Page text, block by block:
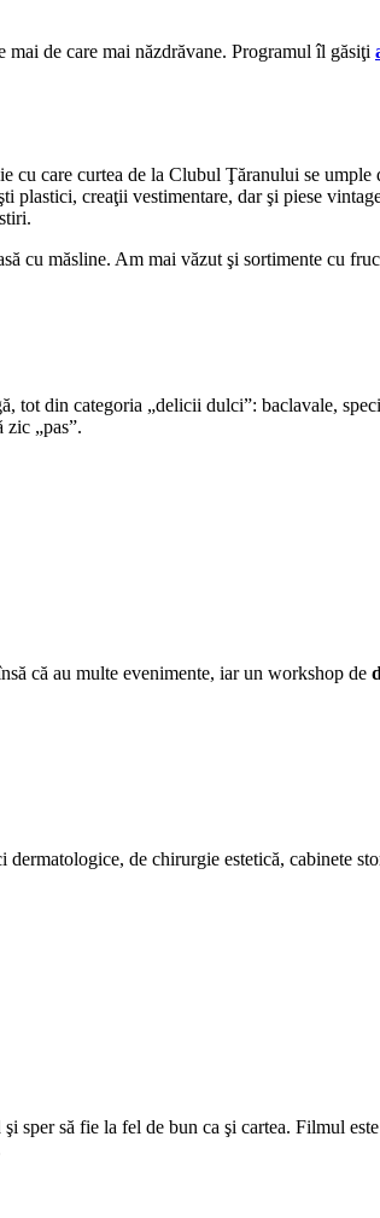
mai de care mai năzdrăvane. Programul îl găsiţi
cu care curtea de la Clubul Ţăranului se
creaţii vestimentare, dar şi piese
cu măsline. Am mai văzut şi sortimente cu
tot din categoria „delicii dulci”: baclavale,
zic „pas”.
că au multe evenimente, iar un workshop de
de chirurgie estetică, cabinete
sper să fie la fel de bun ca şi cartea. Filmul